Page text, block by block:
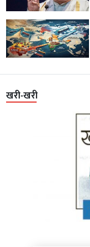
खरी-खरी